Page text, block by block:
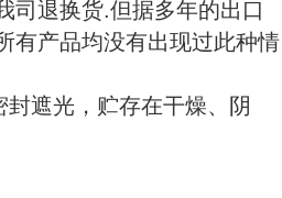
司退换货.但据多年的出口
有产品均没有出现过此种情
封遮光，贮存在干燥、阴